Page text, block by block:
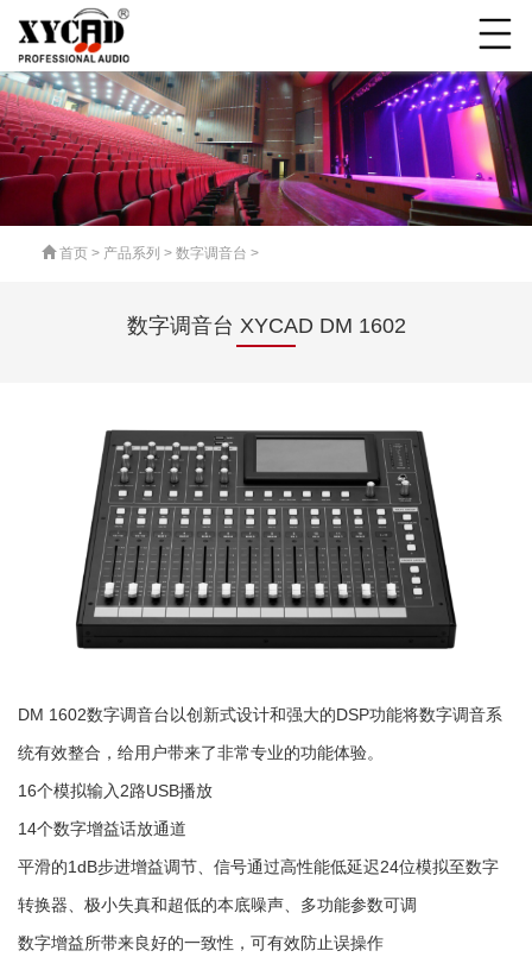
首页 > 产品系列 > 数字调音台 >
数字调音台 XYCAD DM 1602
DM 1602数字调音台以创新式设计和强大的DSP功能将数字调音系
统有效整合，给用户带来了非常专业的功能体验。
16个模拟输入2路USB播放
14个数字增益话放通道
平滑的1dB步进增益调节、信号通过高性能低延迟24位模拟至数字
转换器、极小失真和超低的本底噪声、多功能参数可调
数字增益所带来良好的一致性，可有效防止误操作